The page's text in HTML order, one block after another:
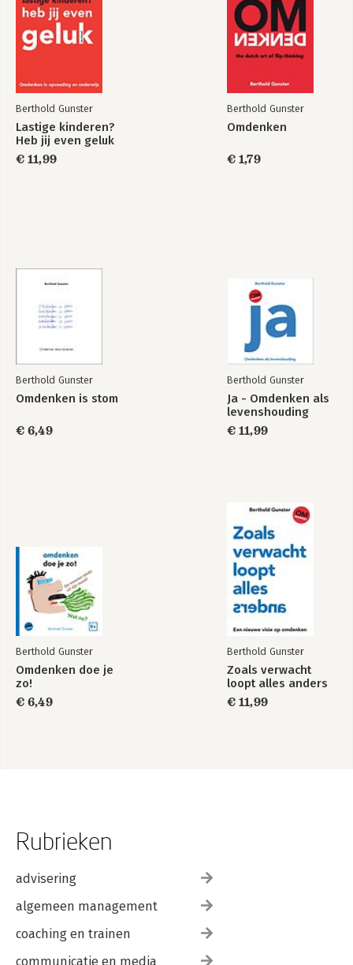
Omdenken op het
werk
Omdenken in
communicatie
Ja-maar...
Huh?!
Bekijk alle boeken
Berthold Gunster
Lastige kinderen?
Heb jij even geluk
€ 11,99
Berthold Gunster
Omdenken
€ 1,79
Berthold Gunster
Omdenken is stom
€ 6,49
Berthold Gunster
Ja - Omdenken als
levenshouding
€ 11,99
Berthold Gunster
Omdenken doe je
zo!
€ 6,49
Berthold Gunster
Zoals verwacht
loopt alles anders
€ 11,99
Rubrieken
advisering
algemeen management
coaching en trainen
communicatie en media